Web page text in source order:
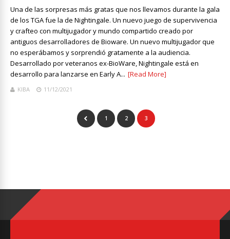
Una de las sorpresas más gratas que nos llevamos durante la gala
de los TGA fue la de Nightingale. Un nuevo juego de supervivencia
y crafteo con multijugador y mundo compartido creado por
antiguos desarrolladores de Bioware. Un nuevo multijugador que
no esperábamos y sorprendió gratamente a la audiencia.
Desarrollado por veteranos ex-BioWare, Nightingale está en
desarrollo para lanzarse en Early A... [Read More]
KIBA 11/12/2021
1 2 3